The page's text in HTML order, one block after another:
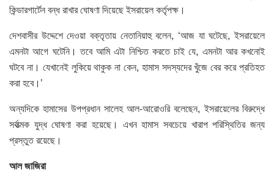
কিন্ডারগার্টেন বন্ধ রাখার ঘোষণা দিয়েছে ইসরায়েল কর্তৃপক্ষ।
দেশবাসীর উদ্দেশে দেওয়া বক্তৃতায় নেতানিয়াহু বলেন, ‘আজ যা ঘটেছে, ইসরায়েলে
এমনটা আগে ঘটেনি। তবে আমি এটা নিশ্চিত করতে চাই যে, এমনটা আর কখনোই
ঘটবে না। যেখানেই লুকিয়ে থাকুক না কেন, হামাস সদস্যদের খুঁজে বের করে প্রতিহত
করা হবে।’
অন্যদিকে হামাসের উপপ্রধান সালেহ আল-আরোওরি বলেছেন, ইসরায়েলের বিরুদ্ধে
সর্বাত্মক যুদ্ধ ঘোষণা করা হয়েছে। এখন হামাস সবচেয়ে খারাপ পরিস্থিতির জন্য
প্রস্তুত রয়েছে।
আল জাজিরা